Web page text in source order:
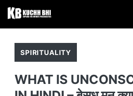
Skip
SPIRITUALITY
WHAT IS